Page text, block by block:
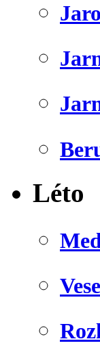
Jaro
Léto